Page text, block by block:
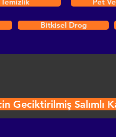
Bitkisel Drog
Geciktirilmiş Salımlı